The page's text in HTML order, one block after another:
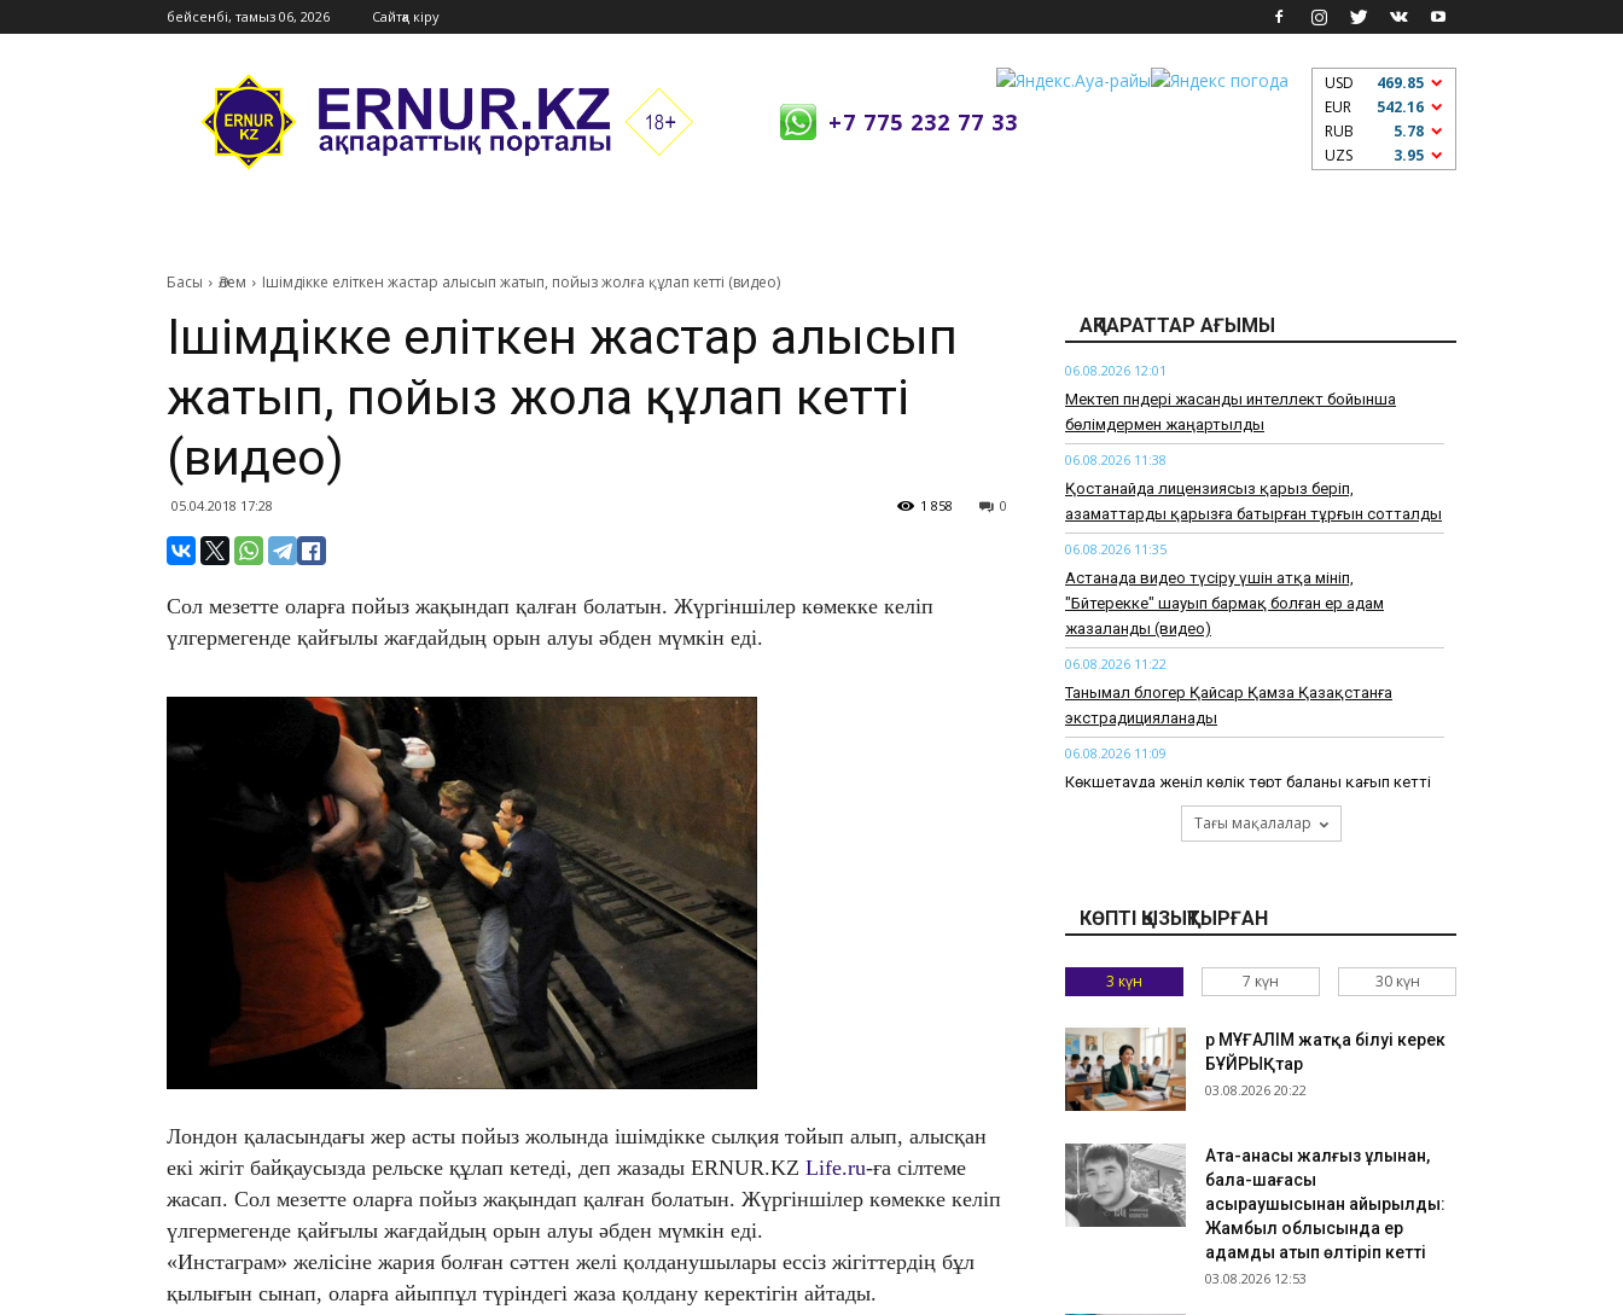
бейсенбі, тамыз 06, 2026 Сайтқа кіру
Ernur
Press
+7 775 232 77 33
USD
469.85
EUR
542.16
RUB
5.78
UZS
3.95
Басы Әлем ​Ішімдікке еліткен жастар алысып жатып, пойыз жолға құлап кетті (видео)
​Ішімдікке еліткен жастар алысып
жатып, пойыз жолға құлап кетті
(видео)
05.04.2018 17:28 0
1 858
Сол мезетте оларға пойыз жақындап қалған болатын. Жүргіншілер көмекке келіп
үлгермегенде қайғылы жағдайдың орын алуы әбден мүмкін еді.
Лондон қаласындағы жер асты пойыз жолында ішімдікке сылқия тойып алып, алысқан
екі жігіт байқаусызда рельске құлап кетеді, деп жазады ERNUR.KZ Life.ru-ға сілтеме
жасап. Сол мезетте оларға пойыз жақындап қалған болатын. Жүргіншілер көмекке келіп
үлгермегенде қайғылы жағдайдың орын алуы әбден мүмкін еді.
«Инстаграм» желісіне жария болған сәттен желі қолданушылары ессіз жігіттердің бұл
қылығын сынап, оларға айыппұл түріндегі жаза қолдану керектігін айтады.
АҚПАРАТТАР АҒЫМЫ
06.08.2026 12:01
Мектеп пәндері жасанды интеллект бойынша
бөлімдермен жаңартылды
06.08.2026 11:38
Қостанайда лицензиясыз қарыз беріп,
азаматтарды қарызға батырған тұрғын сотталды
06.08.2026 11:35
Астанада видео түсіру үшін атқа мініп,
"Бәйтерекке" шауып бармақ болған ер адам
жазаланды (видео)
06.08.2026 11:22
Танымал блогер Қайсар Қамза Қазақстанға
экстрадицияланады
06.08.2026 11:09
Көкшетауда жеңіл көлік төрт баланы қағып кетті
Ақтауда екі қатарласынан әлімжеттік көрген
06.08.2026 10:30
Бірікккен Араб әмірліктерінде казино-курорт
06.08.2026 10:17
2027 жылы Астанада УЕФА конгресі өтеді
06.08.2026 10:12
ТҮРКІСТАН: Нұралхан Көшеров Кентау қаласының
тұрғындарымен кездесті
06.08.2026 10:04
Мектеп пәндерінің мазмұны жасанды интеллект
бағытында жаңартылуда
Тағы мақалалар
КӨПТІ ҚЫЗЫҚТЫРҒАН
3 күн 7 күн 30 күн
Әр МҰҒАЛІМ жатқа білуі керек
БҰЙРЫҚтар
03.08.2026 20:22
Ата-анасы жалғыз ұлынан,
бала-шағасы
асыраушысынан айырылды:
Жамбыл облысында ер
адамды атып өлтіріп кетті
03.08.2026 12:53